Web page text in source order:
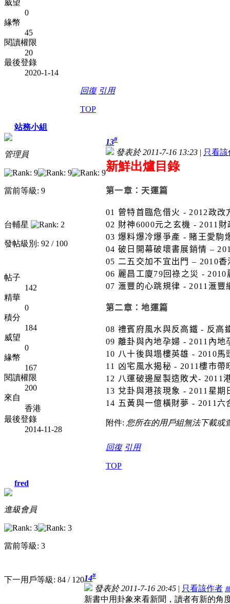
威望
0
緣幣
45
閱讀權限
20
最後登錄
2020-1-14
回復 引用
TOP
站務小組
管理員
當前等級: 9
台輔星
發帖級別: 92 / 100
帖子
142
精華
0
積分
184
威望
0
緣幣
167
閱讀權限
200
來自
香港
最後登錄
2014-11-28
13#
發表於 2011-7-16 13:23 | 只看該
新鮮出爐目錄
第一章：天運篇
01 曾特首臨危借火 - 2012政改
02 財神6000元之玄機 - 2011 財
03 爆料爆冷爆爭產 - 賭王愛駒
04 破日開幕破壞書展銷情 –
05 二五交加不宜出門 – 2010香
06 麗昌工廈79回祿之災 - 2010
07 滙豐的心跳規律 - 2011 滙豐
第二章：地運篇
08 禮賓府風水與反高鐵 - 反高
09 離卦與內地孕婦 - 2011 內地
10 八十後與塌樓英雄 - 2010馬
11 凶宅風水揭秘 - 2011樓市帶
12 八運破邊屋製造敗犬- 2011
13 兌卦與港孩現象 - 2011 星期
14 五黃與一億橫財夢 - 2011 六
附件: 您所在的用戶組無法下載或
回復 引用
TOP
fred
進級會員
當前等級: 3
下一用戶等級: 84 / 12014#
發表於 2011-7-16 20:45 | 只看該作者
新書中用卦象來看新聞，讀者有新的角